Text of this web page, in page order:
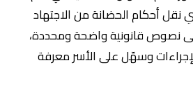
الذي نقل أحكام الحضانة من الاجتهاد
نصوص قانونية واضحة ومحددة،
وسهّل على الأسر معرفة